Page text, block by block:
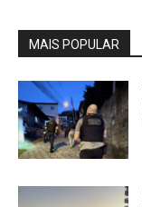
MAIS POPULAR